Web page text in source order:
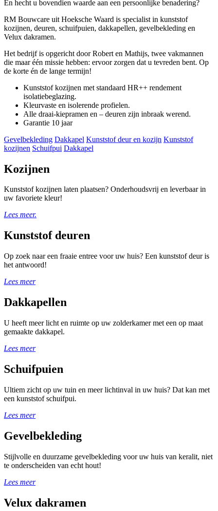
En hecht u bovendien waarde aan een persoonlijke benadering?
RM Bouwcare uit Hoeksche Waard is specialist in kunststof
kozijnen, deuren, schuifpuien, dakkapellen, gevelbekleding en
Velux dakramen.
Het bedrijf is opgericht door Robert en Mathijs, twee vakmannen
die maar één missie hebben: ervoor zorgen dat u tevreden bent. Op
de korte én de lange termijn!
Kunststof kozijnen met standaard HR++ rendement
isolatiebeglazing.
Kleurvaste en isolerende profielen.
Alle draai-kiepramen en – deuren zijn inbraak werend.
Garantie 10 jaar
Gevelbekleding Dakkapel Kunststof deur en kozijn Kunststof
kozijnen Schuifpui Dakkapel
Kozijnen
Kunststof kozijnen laten plaatsen? Onderhoudsvrij en leverbaar in
uw favoriete kleur!
Lees meer.
Kunststof deuren
Op zoek naar een fraaie entree voor uw huis? Een kunststof deur is
het antwoord!
Lees meer
Dakkapellen
U heeft meer licht en ruimte op uw zolderkamer met een op maat
gemaakte dakkapel.
Lees meer
Schuifpuien
Ultiem zicht op uw tuin en meer lichtinval in uw huis? Dat kan met
een kunststof schuifpui.
Lees meer
Gevelbekleding
Stijlvolle en duurzame gevelbekleding voor uw huis van keralit, niet
te onderscheiden van echt hout!
Lees meer
Velux dakramen